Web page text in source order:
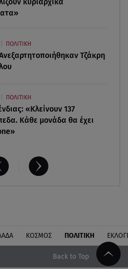
του Αυγούστου -
στα λιμάνια
ΠΟΛΙΤΙΚΗ
Τζάκρη
ΠΟΛΙΤΙΚΗ
«Κλείνουν 137
Kάθε μονάδα θα έχει
ΚΟΣΜΟΣ ΠΟΛΙΤΙΚΗ
Back to Top